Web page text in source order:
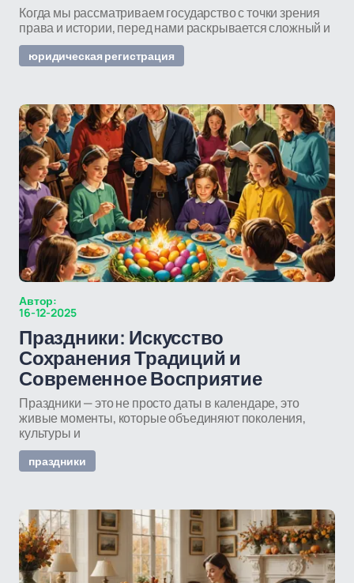
Когда мы рассматриваем государство с точки зрения
права и истории, перед нами раскрывается сложный и
юридическая регистрация
Автор:
16-12-2025
Праздники: Искусство
Сохранения Традиций и
Современное Восприятие
Праздники — это не просто даты в календаре, это
живые моменты, которые объединяют поколения,
культуры и
праздники